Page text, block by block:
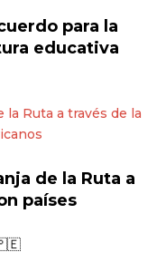
para la
educativa
de la Ruta a
países